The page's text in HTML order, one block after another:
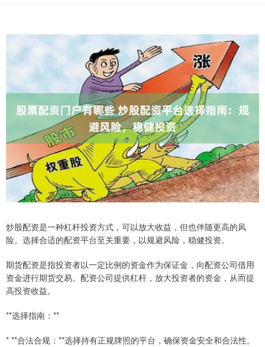
炒股配资是一种杠杆投资方式，可以放大收益，但也伴随更高的风
险。选择合适的配资平台至关重要，以规避风险，稳健投资。
期货配资是指投资者以一定比例的资金作为保证金，向配资公司借用
资金进行期货交易。配资公司提供杠杆，放大投资者的资金，从而提
高投资收益。
**选择指南：**
* **合法合规：**选择持有正规牌照的平台，确保资金安全和合法性。